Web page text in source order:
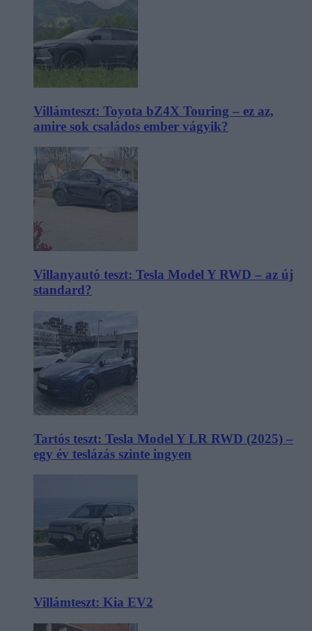
Villámteszt: Toyota bZ4X Touring – ez az,
amire sok családos ember vágyik?
Villanyautó teszt: Tesla Model Y RWD – az új
standard?
Tartós teszt: Tesla Model Y LR RWD (2025) –
egy év teslázás szinte ingyen
Villámteszt: Kia EV2